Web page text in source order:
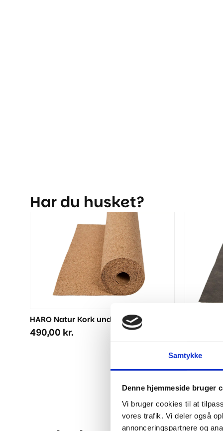
Samtykke
Denne hjemmeside bruger
Vi bruger cookies til at
vores trafik. Vi deler også
annonceringspartnere og
Har du husket?
HARO Natur Kork underlag 10 m2
490,00 kr.
459,00